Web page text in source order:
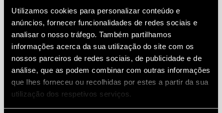
Utilizamos cookies para personalizar conteúdo e
anúncios, fornecer funcionalidades de redes sociais e
analisar o nosso tráfego. Também partilhamos
informações acerca da sua utilização do site com os
nossos parceiros de redes sociais, de publicidade e de
análise, que as podem combinar com outras informações
que lhes forneceu ou recolhidas por estes a partir da sua
utilização dos respetivos serviços.